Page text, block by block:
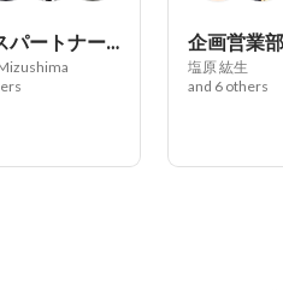
グロースパートナー部 企画営業部
塩原 紘生
and 6 others